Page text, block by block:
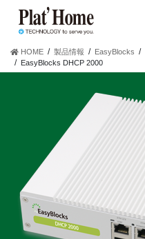
HOME 製品情報 EasyBlocks
EasyBlocks DHCP 2000